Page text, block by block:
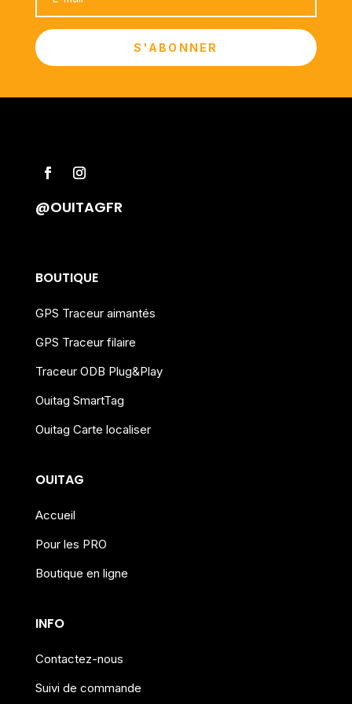
S'ABONNER
@OUITAGFR
BOUTIQUE
GPS Traceur aimantés
GPS Traceur filaire
Traceur ODB Plug&Play
Ouitag SmartTag
Ouitag Carte localiser
OUITAG
Accueil
Pour les PRO
Boutique en ligne
INFO
Contactez-nous
Suivi de commande